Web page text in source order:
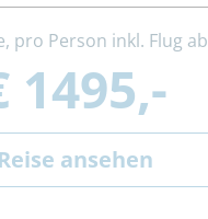
pro Person inkl. Flug ab
1495,-
Reise ansehen